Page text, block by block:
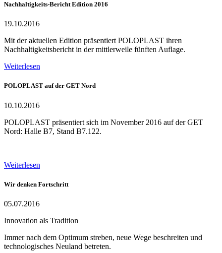
Nachhaltigkeits-Bericht Edition 2016
19.10.2016
Mit der aktuellen Edition präsentiert POLOPLAST ihren
Nachhaltigkeitsbericht in der mittlerweile fünften Auflage.
Weiterlesen
POLOPLAST auf der GET Nord
10.10.2016
POLOPLAST präsentiert sich im November 2016 auf der GET
Nord: Halle B7, Stand B7.122.
Weiterlesen
Wir denken Fortschritt
05.07.2016
Innovation als Tradition
Immer nach dem Optimum streben, neue Wege beschreiten und
technologisches Neuland betreten.